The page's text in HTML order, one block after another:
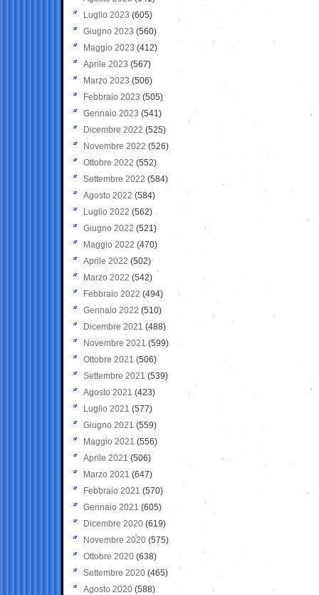
Luglio 2023 (605)
Giugno 2023 (560)
Maggio 2023 (412)
Aprile 2023 (567)
Marzo 2023 (506)
Febbraio 2023 (505)
Gennaio 2023 (541)
Dicembre 2022 (525)
Novembre 2022 (526)
Ottobre 2022 (552)
Settembre 2022 (584)
Agosto 2022 (584)
Luglio 2022 (562)
Giugno 2022 (521)
Maggio 2022 (470)
Aprile 2022 (502)
Marzo 2022 (542)
Febbraio 2022 (494)
Gennaio 2022 (510)
Dicembre 2021 (488)
Novembre 2021 (599)
Ottobre 2021 (506)
Settembre 2021 (539)
Agosto 2021 (423)
Luglio 2021 (577)
Giugno 2021(559)
Maggio 2021 (556)
Aprile 2021 (506)
Marzo 2021 (647)
Febbraio 2021 (570)
Gennaio 2021 (605)
Dicembre 2020 (619)
Novembre 2020 (575)
Ottobre 2020 (638)
Settembre 2020(465)
Agosto 2020 (588)